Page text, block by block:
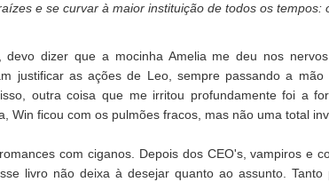
e se curvar à maior instituição de todos os tempos:
devo dizer que a mocinha Amelia me deu nos
justificar as ações de Leo, sempre passando a
outra coisa que me irritou profundamente foi a
Win ficou com os pulmões fracos, mas não uma total
com ciganos. Depois dos CEO's, vampiros e
livro não deixa à desejar quanto ao assunto.